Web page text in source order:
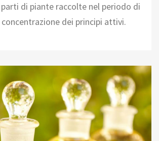
di piante raccolte nel periodo di
dei principi attivi.